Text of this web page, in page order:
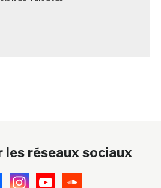
les réseaux sociaux